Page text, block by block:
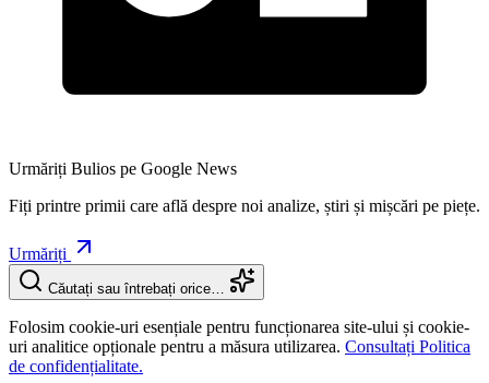
Urmăriți Bulios pe Google News
Fiți printre primii care află despre noi analize, știri și mișcări pe piețe.
Urmăriți
Căutați sau întrebați orice…
Folosim cookie-uri esențiale pentru funcționarea site-ului și cookie-
uri analitice opționale pentru a măsura utilizarea. Consultați Politica
de confidențialitate.